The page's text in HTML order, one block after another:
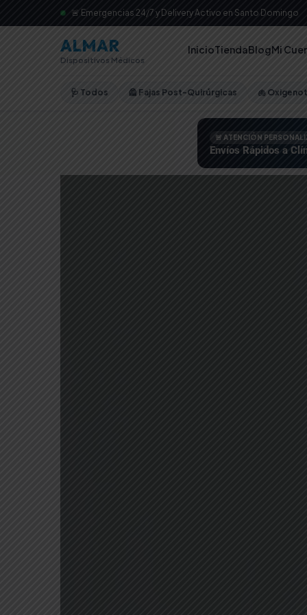
🚨 Emergencias 24/7 y Delivery Activo en Santo Domingo
ALMAR
Dispositivos Médicos
InicioTiendaBlogMi
🩺 Todos 🦺 Fajas Post-Quirúrgicas 🫁
🚨 ATENCIÓN
Envíos Rápidos a